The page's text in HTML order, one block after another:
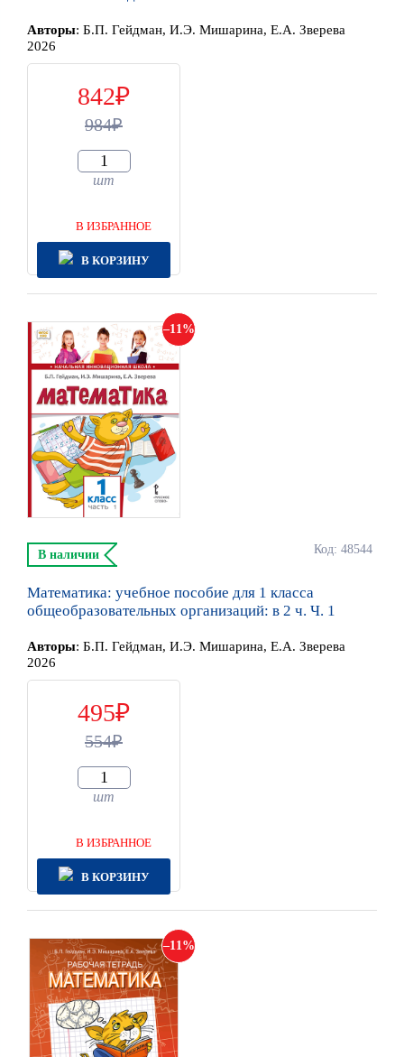
Авторы: Б.П. Гейдман, И.Э. Мишарина, Е.А. Зверева
2026
842
984
шт
В ИЗБРАННОЕ
В КОРЗИНУ
11
Код: 48544
В наличии
Математика: учебное пособие для 1 класса
общеобразовательных организаций: в 2 ч. Ч. 1
Авторы: Б.П. Гейдман, И.Э. Мишарина, Е.А. Зверева
2026
495
554
шт
В ИЗБРАННОЕ
В КОРЗИНУ
11